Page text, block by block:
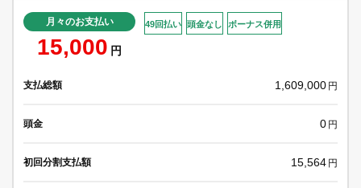
月々のお支払い
15,000 円
49回払い 頭金なし ボーナス併用
支払総額 1,609,000 円
頭金 0 円
初回分割支払額 15,564 円